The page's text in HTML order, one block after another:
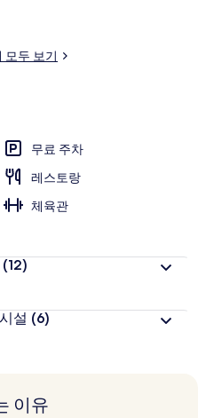
모두 보기
무료 주차
레스토랑
체육관
(12)
설 (6)
이유